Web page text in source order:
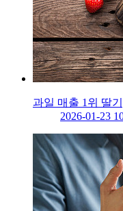
과일 매출 1위 딸
2026-01-23